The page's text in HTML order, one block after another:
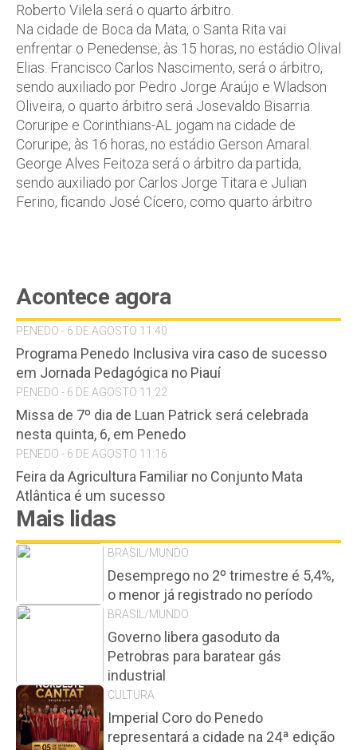
Roberto Vilela será o quarto árbitro.
Na cidade de Boca da Mata, o Santa Rita vai
enfrentar o Penedense, às 15 horas, no estádio Olival
Elias. Francisco Carlos Nascimento, será o árbitro,
sendo auxiliado por Pedro Jorge Araújo e Wladson
Oliveira, o quarto árbitro será Josevaldo Bisarria.
Coruripe e Corinthians-AL jogam na cidade de
Coruripe, às 16 horas, no estádio Gerson Amaral.
George Alves Feitoza será o árbitro da partida,
sendo auxiliado por Carlos Jorge Titara e Julian
Ferino, ficando José Cícero, como quarto árbitro
Acontece agora
PENEDO - 6 DE AGOSTO 11:40
Programa Penedo Inclusiva vira caso de sucesso
em Jornada Pedagógica no Piauí
PENEDO - 6 DE AGOSTO 11:22
Missa de 7º dia de Luan Patrick será celebrada
nesta quinta, 6, em Penedo
PENEDO - 6 DE AGOSTO 11:16
Feira da Agricultura Familiar no Conjunto Mata
Atlântica é um sucesso
Mais lidas
BRASIL/MUNDO
Desemprego no 2º trimestre é 5,4%,
o menor já registrado no período
BRASIL/MUNDO
Governo libera gasoduto da
Petrobras para baratear gás
industrial
CULTURA
Imperial Coro do Penedo
representará a cidade na 24ª edição